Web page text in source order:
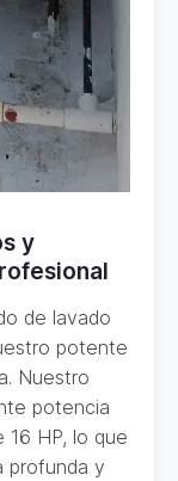
y
de lavado
potente
Nuestro
potencia
HP, lo que
profunda y